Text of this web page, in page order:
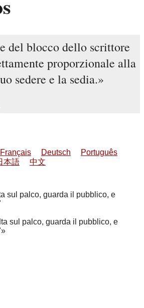
del blocco dello scrittore
proporzionale alla
sedere e la sedia.
Français Deutsch
Português
本語 中文
sul palco, guarda il pubblico, e
sul palco, guarda il pubblico, e